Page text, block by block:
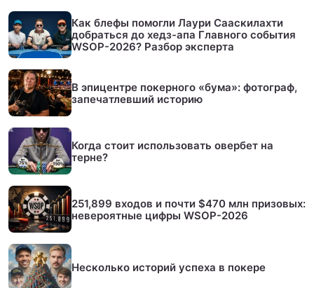
Как блефы помогли Лаури Сааскилахти
добраться до хедз-апа Главного события
WSOP-2026? Разбор эксперта
В эпицентре покерного «бума»: фотограф,
запечатлевший историю
Когда стоит использовать овербет на
терне?
251,899 входов и почти $470 млн призовых:
невероятные цифры WSOP-2026
Несколько историй успеха в покере